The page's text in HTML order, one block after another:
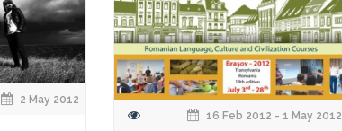
2 May 2012
16 Feb 2012 - 1 May 2012